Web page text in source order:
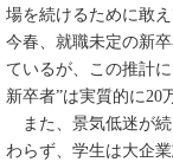
場を続けるために敢
今春、就職未定の新
ているが、この推計
新卒者”は実質的に20
また、景気低迷が続
わらず、学生は大企